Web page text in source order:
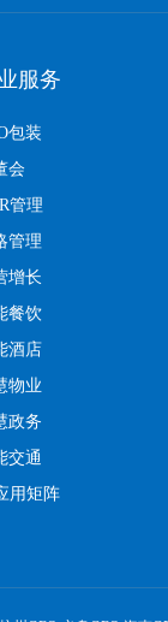
服务
包装
会
管理
管理
增长
餐饮
酒店
物业
政务
交通
用矩阵